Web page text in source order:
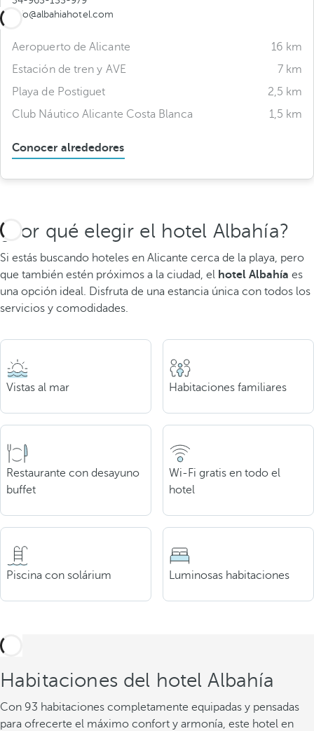
info@albahiahotel.com
Aeropuerto de Alicante
16 km
Estación de tren y AVE
7 km
Playa de Postiguet
2,5 km
Club Náutico Alicante Costa Blanca
1,5 km
Conocer alrededores
¿Por qué elegir el hotel Albahía?
Si estás buscando hoteles en Alicante cerca de la playa, pero
que también estén próximos a la ciudad, el hotel Albahía es
una opción ideal. Disfruta de una estancia única con todos los
servicios y comodidades.
Vistas al mar Habitaciones familiares
Restaurante con desayuno
buffet
Wi-Fi gratis en todo el
hotel
Piscina con solárium Luminosas habitaciones
Habitaciones del hotel Albahía
Con 93 habitaciones completamente equipadas y pensadas
para ofrecerte el máximo confort y armonía, este hotel en